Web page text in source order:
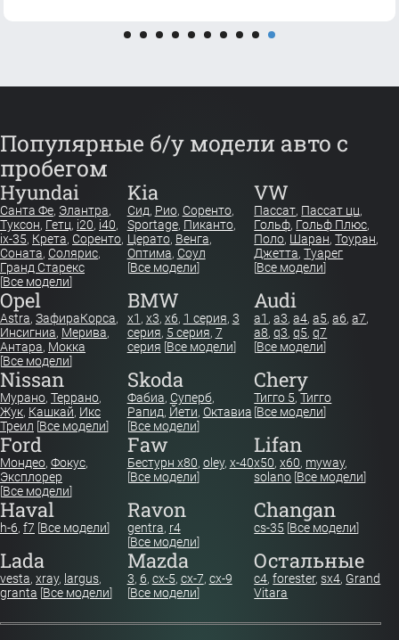
Популярные б/у модели авто с
пробегом
Hyundai
Санта Фе, Элантра,
Туксон, Гетц, i20, i40,
ix-35, Крета, Соренто,
Соната, Солярис,
Гранд Старекс
[Все модели]
Kia
Сид, Рио, Соренто,
Sportage, Пиканто,
Церато, Венга,
Оптима, Соул
[Все модели]
VW
Пассат, Пассат цц,
Гольф, Гольф Плюс,
Поло, Шаран,Тоуран,
Джетта,Туарег
[Все модели]
Opel
Astra, ЗафираКорса,
Инсигниа, Мерива,
Антара, Мокка
[Все модели]
BMW
x1 , x3, x6, 1 серия, 3
серия, 5 серия, 7
серия [Все модели]
Audi
a1 ,a3,a4,a5,a6,a7,
a8,q3,q5,q7
[Все модели]
Nissan
Мурано, Террано,
Жук, Кашкай, Икс
Треил [Все модели]
Skoda
Фабиа, Суперб,
Рапид, Йети, Октавиа
[Все модели]
Chery
Тигго 5,Тигго
[Все модели]
Ford
Мондео, Фокус,
Эксплорер
[Все модели]
Faw
Бестурн х80, oley, x-40
[Все модели]
Lifan
x50,x60, myway,
solano [Все модели]
Haval
h-6, f7 [Все модели]
Ravon
gentra, r4
[Все модели]
Changan
cs-35 [Все модели]
Lada
vesta, xray, largus,
granta [Все модели]
Mazda
3, 6, cx-5, cx-7, cx-9
[Все модели]
Остальные
c4,forester,sx4, Grand
Vitara